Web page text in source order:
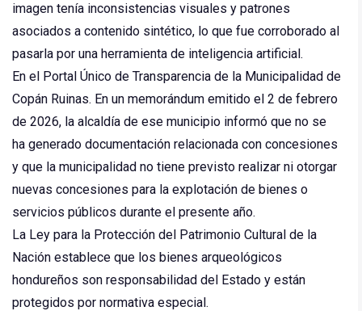
imagen tenía inconsistencias visuales y patrones
asociados a contenido sintético, lo que fue corroborado al
pasarla por una herramienta de inteligencia artificial.
En el Portal Único de Transparencia de la Municipalidad de
Copán Ruinas. En un memorándum emitido el 2 de febrero
de 2026, la alcaldía de ese municipio informó que no se
ha generado documentación relacionada con concesiones
y que la municipalidad no tiene previsto realizar ni otorgar
nuevas concesiones para la explotación de bienes o
servicios públicos durante el presente año.
La Ley para la Protección del Patrimonio Cultural de la
Nación establece que los bienes arqueológicos
hondureños son responsabilidad del Estado y están
protegidos por normativa especial.